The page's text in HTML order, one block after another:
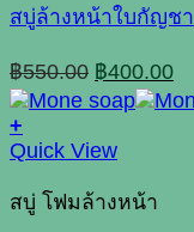
สบู่ล้างหน้าใบกัญชา
฿550.00 Original
price
was:
฿550.00.
฿400.00
is:
+
This
has
Quick View
สบู่ โฟมล้างหน้า